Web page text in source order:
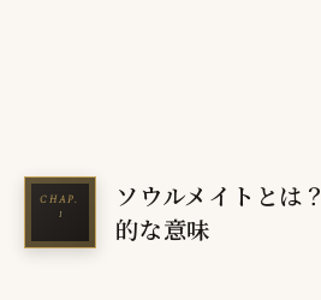
ソウルメイトとは
的な意味